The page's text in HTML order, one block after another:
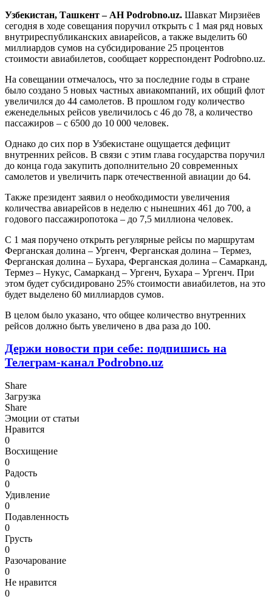
Узбекистан, Ташкент – АН Podrobno.uz. Шавкат Мирзиёев
сегодня в ходе совещания поручил открыть с 1 мая ряд новых
внутриреспубликанских авиарейсов, а также выделить 60
миллиардов сумов на субсидирование 25 процентов
стоимости авиабилетов, сообщает корреспондент Podrobno.uz.
На совещании отмечалось, что за последние годы в стране
было создано 5 новых частных авиакомпаний, их общий флот
увеличился до 44 самолетов. В прошлом году количество
еженедельных рейсов увеличилось с 46 до 78, а количество
пассажиров – с 6500 до 10 000 человек.
Однако до сих пор в Узбекистане ощущается дефицит
внутренних рейсов. В связи с этим глава государства поручил
до конца года закупить дополнительно 20 современных
самолетов и увеличить парк отечественной авиации до 64.
Также президент заявил о необходимости увеличения
количества авиарейсов в неделю с нынешних 461 до 700, а
годового пассажиропотока – до 7,5 миллиона человек.
С 1 мая поручено открыть регулярные рейсы по маршрутам
Ферганская долина – Ургенч, Ферганская долина – Термез,
Ферганская долина – Бухара, Ферганская долина – Самарканд,
Термез – Нукус, Самарканд – Ургенч, Бухара – Ургенч. При
этом будет субсидировано 25% стоимости авиабилетов, на это
будет выделено 60 миллиардов сумов.
В целом было указано, что общее количество внутренних
рейсов должно быть увеличено в два раза до 100.
Держи новости при себе: подпишись на
Телеграм-канал Podrobno.uz
Share
Загрузка
Share
Эмоции от статьи
Нравится
0
Восхищение
0
Радость
0
Удивление
0
Подавленность
0
Грусть
0
Разочарование
0
Не нравится
0